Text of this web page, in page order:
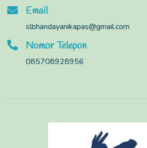
Email
slbhandayanikapas@gmail.com
Nomor Telepon
085708928956